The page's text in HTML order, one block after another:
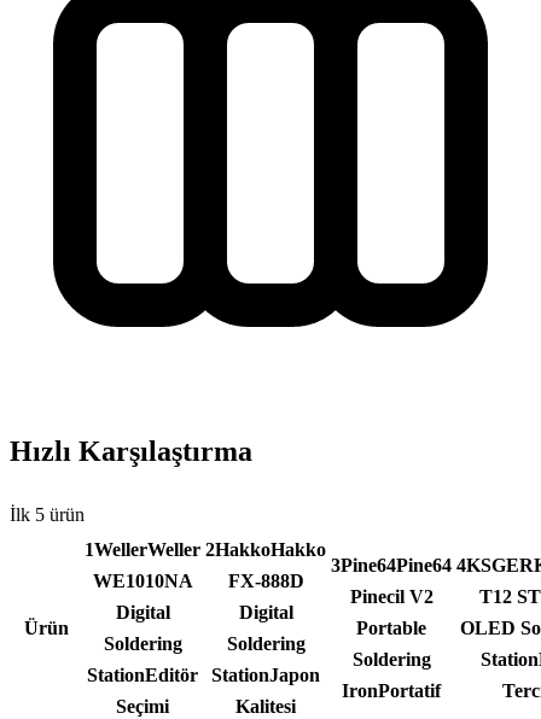
Hızlı Karşılaştırma
İlk 5 ürün
Ürün
1WellerWeller
WE1010NA
Digital
Soldering
StationEditör
Seçimi
2HakkoHakko
FX-888D
Digital
Soldering
StationJapon
Kalitesi
3Pine64Pine64
Pinecil V2
Portable
Soldering
IronPortatif
4KSGER
T12
OLED
Station